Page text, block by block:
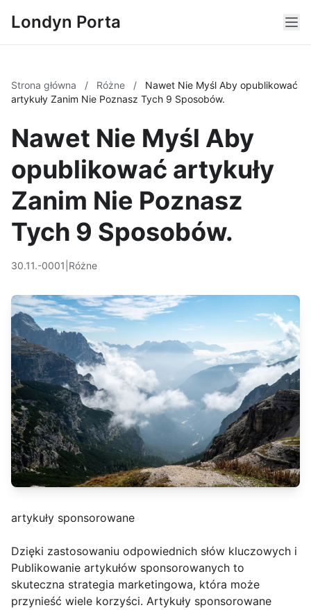
Londyn Porta
Strona główna / Różne /
Nawet Nie Myśl Aby opublikować
artykuły Zanim Nie Poznasz Tych 9 Sposobów.
Nawet Nie Myśl Aby
opublikować artykuły
Zanim Nie Poznasz
Tych 9 Sposobów.
30.11.-0001 Różne
artykuły sponsorowane
Dzięki zastosowaniu odpowiednich słów kluczowych i
Publikowanie artykułów sponsorowanych to
skuteczna strategia marketingowa, która może
przynieść wiele korzyści. Artykuły sponsorowane